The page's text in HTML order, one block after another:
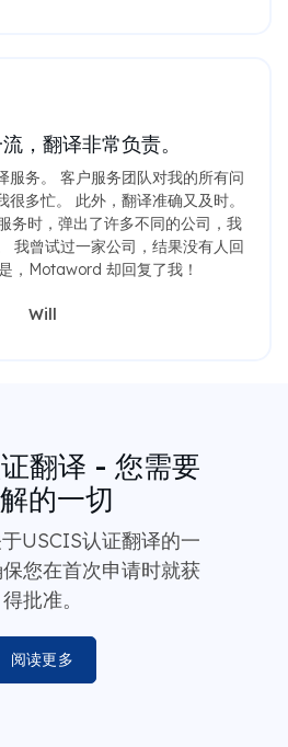
，翻译非常负责。
服务。 客户服务团队对我的所有问
多忙。 此外，翻译准确又及时。
务时，弹出了许多不同的公司，我
我曾试过一家公司，结果没有人回
，Motaword 却回复了我！
Will
翻译 - 您需要
的一切
USCIS认证翻译的一
您在首次申请时就获
得批准。
阅读更多